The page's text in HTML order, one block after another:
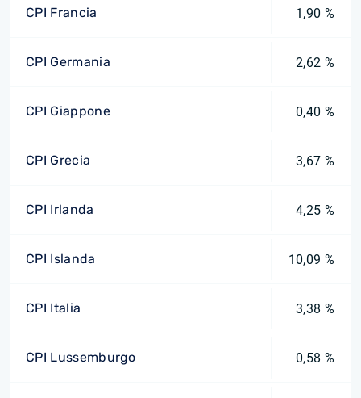
CPI Francia 1,90 %
CPI Germania 2,62 %
CPI Giappone 0,40 %
CPI Grecia 3,67 %
CPI Irlanda 4,25 %
CPI Islanda 10,09 %
CPI Italia 3,38 %
CPI Lussemburgo 0,58 %